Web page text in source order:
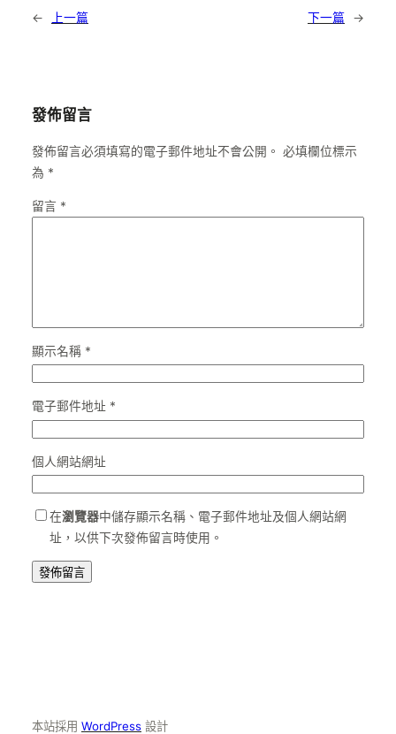
← 上一篇 下一篇 →
發佈留言
發佈留言必須填寫的電子郵件地址不會公開。 必填欄位標示
為 *
留言 *
顯示名稱 *
電子郵件地址 *
個人網站網址
在瀏覽器中儲存顯示名稱、電子郵件地址及個人網站網
址，以供下次發佈留言時使用。
本站採用 WordPress 設計